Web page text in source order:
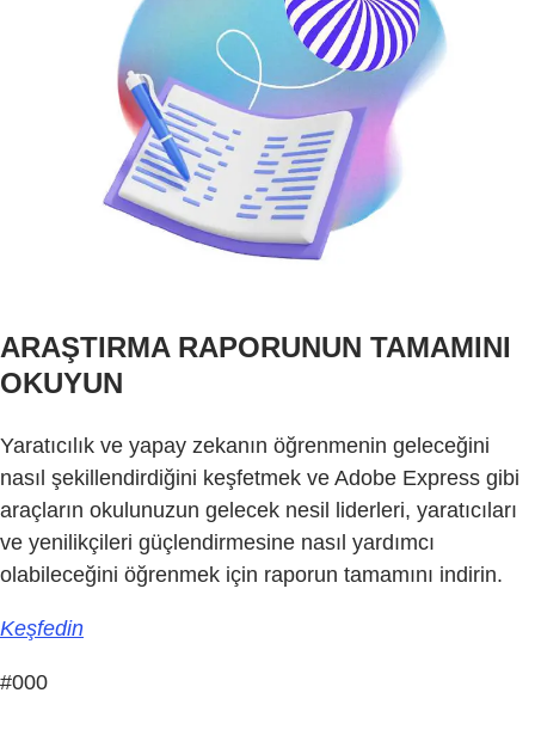
ARAŞTIRMA RAPORUNUN TAMAMINI
OKUYUN
Yaratıcılık ve yapay zekanın öğrenmenin geleceğini
nasıl şekillendirdiğini keşfetmek ve Adobe Express gibi
araçların okulunuzun gelecek nesil liderleri, yaratıcıları
ve yenilikçileri güçlendirmesine nasıl yardımcı
olabileceğini öğrenmek için raporun tamamını indirin.
Keşfedin
#000